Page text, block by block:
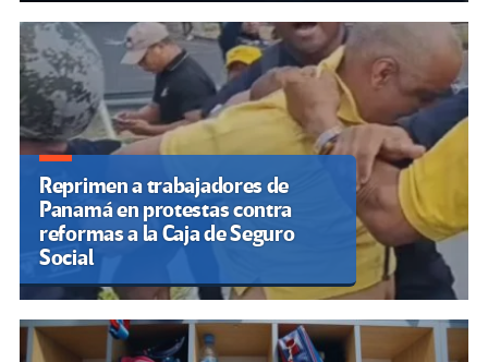
Reprimen a trabajadores de
Panamá en protestas contra
reformas a la Caja de Seguro
Social